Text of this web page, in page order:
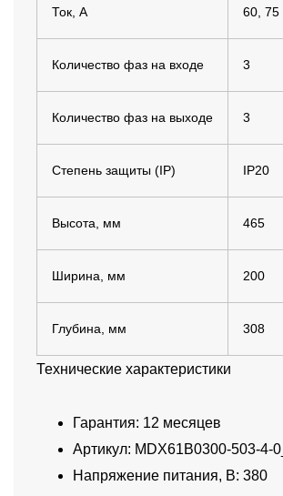
Ток, А 60, 75
Количество фаз на входе 3
Количество фаз на выходе 3
Степень защиты (IP) IP20
Высота, мм 465
Ширина, мм 200
Глубина, мм 308
Технические характеристики
Гарантия: 12 месяцев
Артикул: MDX61B0300-503-4-0_
Напряжение питания, В: 380